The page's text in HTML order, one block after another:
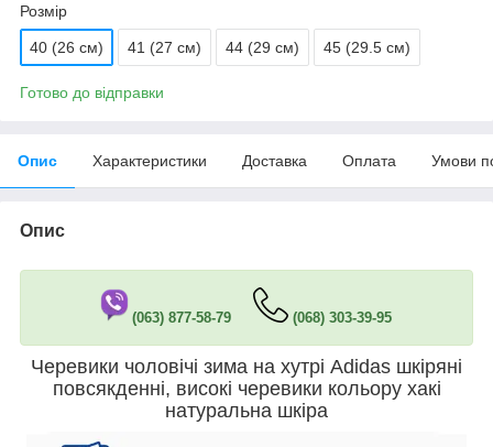
Розмір
40 (26 см) 41 (27 см) 44 (29 см) 45 (29.5 см)
Готово до відправки
Опис Характеристики Доставка Оплата Умови
Опис
(063) 877-58-79 (068) 303-39-95
Черевики чоловічі зима на хутрі Adidas шкіряні
повсякденні, високі черевики кольору хакі
натуральна шкіра